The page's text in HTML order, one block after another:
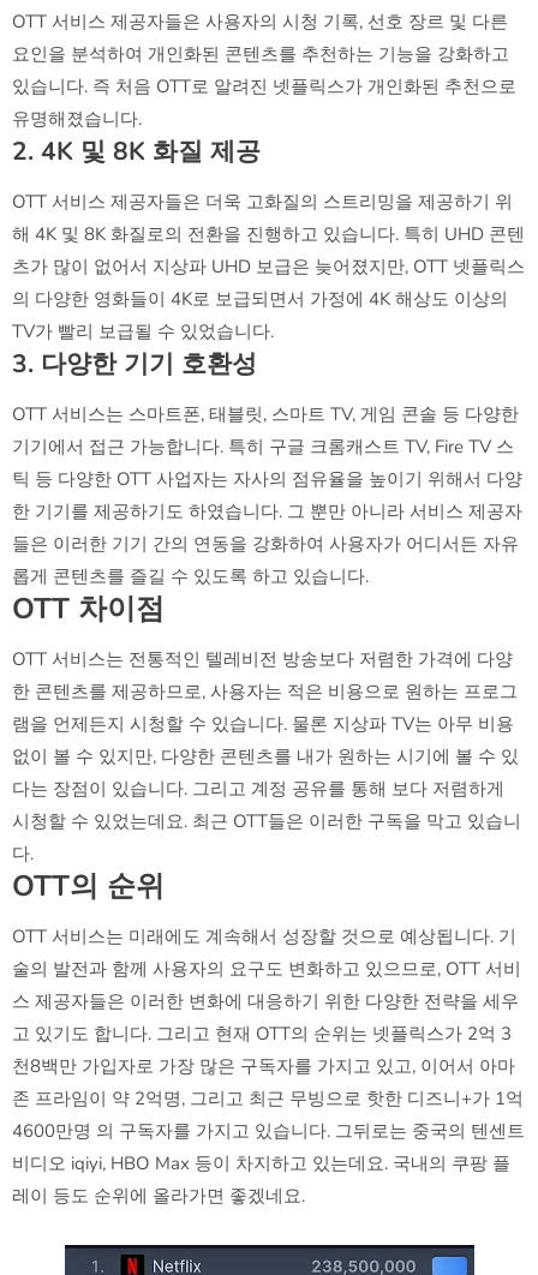
OTT 서비스 제공자들은 사용자의 시청 기록, 선호 장르 및 다른
요인을 분석하여 개인화된 콘텐츠를 추천하는 기능을 강화하고
있습니다. 즉 처음 OTT로 알려진 넷플릭스가 개인화된 추천으로
유명해졌습니다.
2. 4K 및 8K 화질 제공
OTT 서비스 제공자들은 더욱 고화질의 스트리밍을 제공하기 위
해 4K 및 8K 화질로의 전환을 진행하고 있습니다. 특히 UHD 콘텐
츠가 많이 없어서 지상파 UHD 보급은 늦어졌지만, OTT 넷플릭스
의 다양한 영화들이 4K로 보급되면서 가정에 4K 해상도 이상의
TV가 빨리 보급될 수 있었습니다.
3. 다양한 기기 호환성
OTT 서비스는 스마트폰, 태블릿, 스마트 TV, 게임 콘솔 등 다양한
기기에서 접근 가능합니다. 특히 구글 크롬캐스트 TV, Fire TV 스
틱 등 다양한 OTT 사업자는 자사의 점유율을 높이기 위해서 다양
한 기기를 제공하기도 하였습니다. 그 뿐만 아니라 서비스 제공자
들은 이러한 기기 간의 연동을 강화하여 사용자가 어디서든 자유
롭게 콘텐츠를 즐길 수 있도록 하고 있습니다.
OTT 차이점
OTT 서비스는 전통적인 텔레비전 방송보다 저렴한 가격에 다양
한 콘텐츠를 제공하므로, 사용자는 적은 비용으로 원하는 프로그
램을 언제든지 시청할 수 있습니다. 물론 지상파 TV는 아무 비용
없이 볼 수 있지만, 다양한 콘텐츠를 내가 원하는 시기에 볼 수 있
다는 장점이 있습니다. 그리고 계정 공유를 통해 보다 저렴하게
시청할 수 있었는데요. 최근 OTT들은 이러한 구독을 막고 있습니
다.
OTT의 순위
OTT 서비스는 미래에도 계속해서 성장할 것으로 예상됩니다. 기
술의 발전과 함께 사용자의 요구도 변화하고 있으므로, OTT 서비
스 제공자들은 이러한 변화에 대응하기 위한 다양한 전략을 세우
고 있기도 합니다. 그리고 현재 OTT의 순위는 넷플릭스가 2억 3
천8백만 가입자로 가장 많은 구독자를 가지고 있고, 이어서 아마
존 프라임이 약 2억명, 그리고 최근 무빙으로 핫한 디즈니+가 1억
4600만명 의 구독자를 가지고 있습니다. 그뒤로는 중국의 텐센트
비디오 iqiyi, HBO Max 등이 차지하고 있는데요. 국내의 쿠팡 플
레이 등도 순위에 올라가면 좋겠네요.